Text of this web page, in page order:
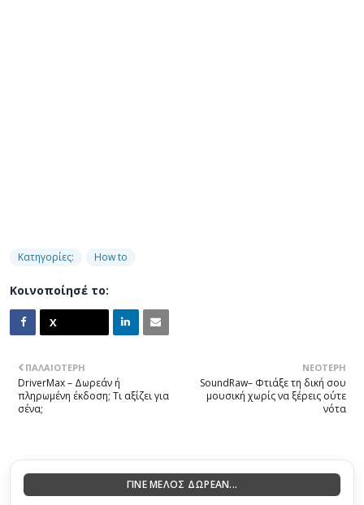
Κατηγορίες: How to
Κοινοποίησέ το:
ΝΕΌΤΕΡΗ
SoundRaw– Φτιάξε τη δική σου
μουσική χωρίς να ξέρεις ούτε
νότα
ΠΑΛΑΙΌΤΕΡΗ
DriverMax – Δωρεάν ή
πληρωμένη έκδοση; Τι αξίζει για
σένα;
ΓΙΝΕ ΜΕΛΟΣ ΔΩΡΕΑΝ...